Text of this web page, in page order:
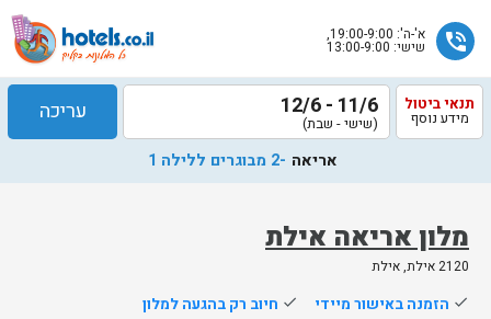
phone_in_talk א'-ה': 19:00-9:00,
שישי: 13:00-9:00
מלון אריאה אילת
2120 אילת, אילת
תנאי ביטול
מידע נוסף 11/6 - 12/6
(שישי - שבת) עריכה
אריאה -2 מבוגרים ללילה 1
done הזמנה באישור מיידי done חיוב רק בהגעה למלון
שלח